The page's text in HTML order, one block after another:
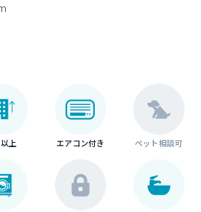
上 エアコン付き ペット相談可